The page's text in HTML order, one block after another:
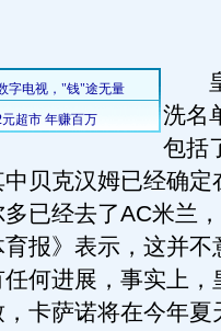
皇
洗名
包括
贝克汉姆已经确定
已经去了AC米兰
报》表示，这并不
何进展，事实上，
卡萨诺将在今年夏